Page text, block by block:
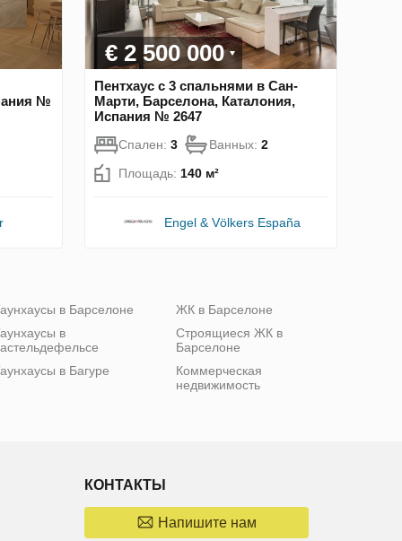
№
€ 2 500 000
Пентхаус с 3 спальнями в Сан-
Марти, Барселона, Каталония,
Испания № 2647
Спален: 3 Ванных: 2
Площадь: 140 м²
Engel & Völkers España
в Барселоне
в
в Багуре
ЖК в Барселоне
Строящиеся ЖК в
Барселоне
Коммерческая
недвижимость
КОНТАКТЫ
Напишите нам